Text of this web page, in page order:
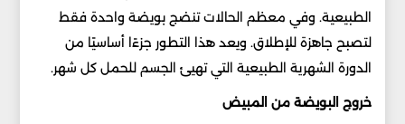
الطبيعية. وفي معظم الحالات تنضج بويضة واحدة فقط
لتصبح جاهزة للإطلاق. ويعد هذا التطور جزءًا أساسيًا من
الدورة الشهرية الطبيعية التي تهيئ الجسم للحمل كل شهر.
خروج البويضة من المبيض